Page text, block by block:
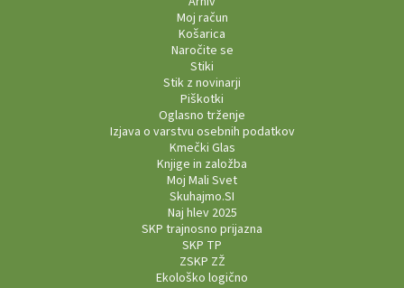
Moj račun
Košarica
Naročite se
Stiki
Stik z novinarji
Piškotki
Oglasno trženje
Izjava o varstvu osebnih podatkov
Kmečki Glas
Knjige in založba
Moj Mali Svet
Skuhajmo.SI
Naj hlev 2025
SKP trajnosno prijazna
SKP TP
ZSKP ZŽ
Ekološko logično